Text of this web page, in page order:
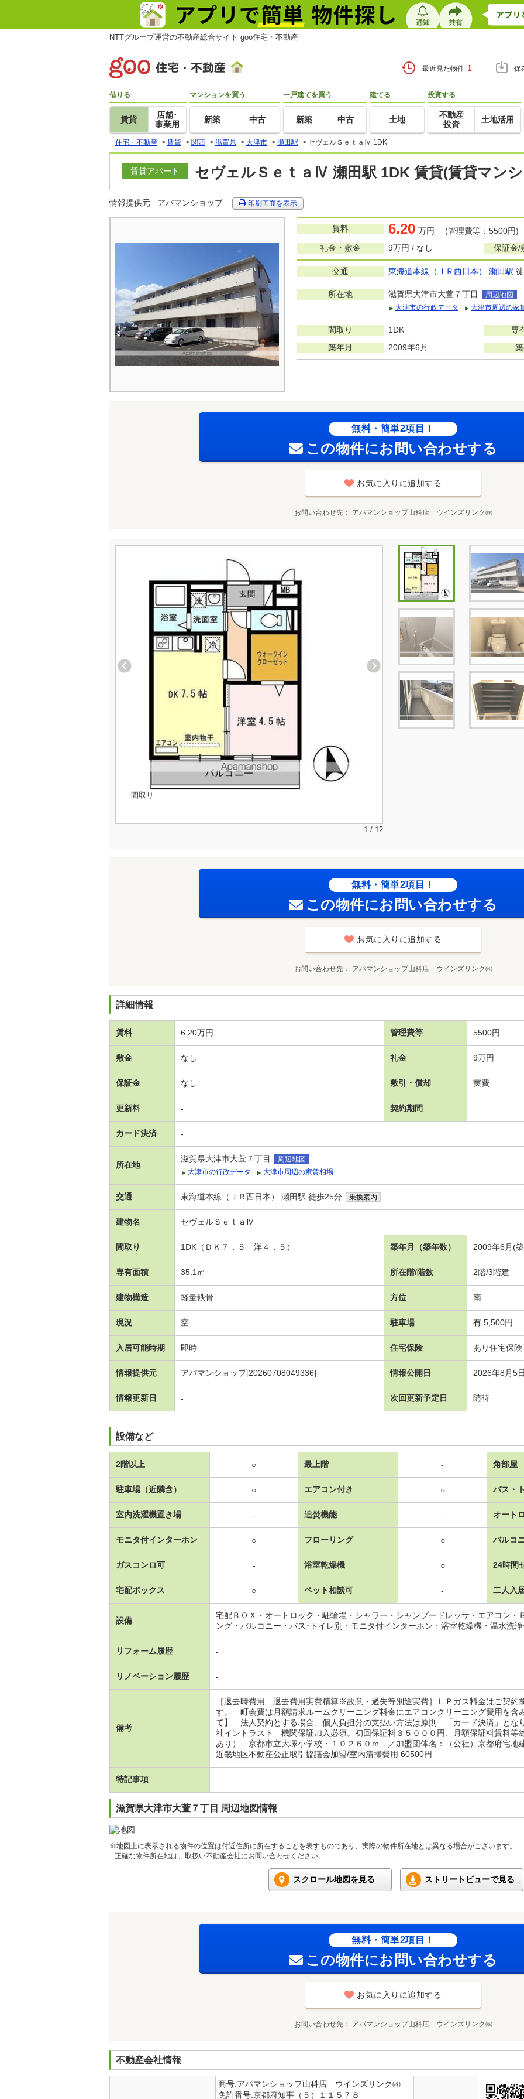
NTTグループ運営の不動産総合サイト goo住宅・不動産
最近見た物件 1 保
借りる
賃貸
店舗･
事業用
マンションを買う
新築 中古
一戸建てを買う
新築 中古
建てる
土地
投資する
不動産
投資
土地活用
住宅・不動産 > 賃貸 > 関西 > 滋賀県 > 大津市 > 瀬田駅 > セヴェルＳｅｔａⅣ 1DK
賃貸アパート セヴェルＳｅｔａⅣ 瀬田駅 1DK 賃貸(賃貸マン
情報提供元 アパマンショップ 印刷画面を表示
賃料 6.20 万円 (管理費等：5500円)
礼金・敷金
9万円 / なし 保証金/
交通 東海道本線（ＪＲ西日本） 瀬田駅
所在地 滋賀県大津市大萱７丁目
周辺地図
大津市の行政データ
大津市周辺の家
間取り 1DK 専
築年月 2009年6月
無料・簡単2項目！
この物件にお問い合わせする
お気に入りに追加する
お問い合わせ先 アパマンショップ山科店 ウインズリンク㈱
間取り
1 / 12
無料・簡単2項目！
この物件にお問い合わせする
お気に入りに追加する
お問い合わせ先 アパマンショップ山科店 ウインズリンク㈱
詳細情報
賃料 6.20万円 管理費等 5500円
敷金 なし 礼金 9万円
保証金 なし 敷引・償却 実費
更新料 - 契約期間
カード決済 -
所在地
滋賀県大津市大萱７丁目
周辺地図
大津市の行政データ
大津市周辺の家賃相場
交通 東海道本線（ＪＲ西日本） 瀬田駅 徒歩25分 乗換案内
建物名 セヴェルＳｅｔａⅣ
間取り 1DK（ＤＫ７．５ 洋４．５） 築年月（築年数） 2009年6月(
専有面積 35.1㎡ 所在階/階数 2階/3階建
建物構造 軽量鉄骨 方位 南
現況 空 駐車場 有 5,500円
入居可能時期 即時 住宅保険 あり住宅保険
情報提供元 アパマンショップ[20260708049336] 情報公開日 2026年8月5日
情報更新日 - 次回更新予定日 随時
設備など
2階以上 ○ 最上階 - 角部屋
駐車場（近隣含） ○ エアコン付き ○ バス・
室内洗濯機置き場 - 追焚機能 - オート
モニタ付インターホン ○ フローリング ○ バルコ
ガスコンロ可 - 浴室乾燥機 ○ 24時間
宅配ボックス ○ ペット相談可 - 二人入
設備
宅配ＢＯＸ・オートロック・駐輪場・シャワー・シャンプードレッサ・エアコン・
ング・バルコニー・バス･トイレ別・モニタ付インターホン・浴室乾燥機・温水洗
リフォーム履歴 -
リノベーション履歴 -
備考
［退去時費用 退去費用実費精算※故意・過失等別途実費］ＬＰガス料金はご契約
す。 町会費は月額請求ルームクリーニング料金にエアコンクリーニング費用を含
て】 法人契約とする場合、個人負担分の支払い方法は原則 「カード決済」
社イントラスト 機関保証加入必須。初回保証料３５０００円、月額保証料賃料等
あり） 京都市立大塚小学校・１０２６０ｍ ／加盟団体名：（公社）京都府宅
近畿地区不動産公正取引協議会加盟/室内清掃費用 60500円
特記事項
滋賀県大津市大萱７丁目 周辺地図情報
※地図上に表示される物件の位置は付近住所に所在することを表すものであり、実際の物件所在地とは異なる場合がございます。
正確な物件所在地は、取扱い不動産会社にお問い合わせください。
スクロール地図を見る ストリートビューで見る
無料・簡単2項目！
この物件にお問い合わせする
お気に入りに追加する
お問い合わせ先 アパマンショップ山科店 ウインズリンク㈱
不動産会社情報
商号:アパマンショップ山科店 ウインズリンク㈱
免許番号:京都府知事（５）１１５７８